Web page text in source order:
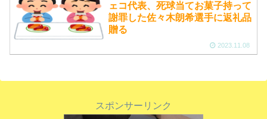
ェコ代表、死球当てお菓子持って
謝罪した佐々木朗希選手に返礼品
贈る
2023.11.08
スポンサーリンク